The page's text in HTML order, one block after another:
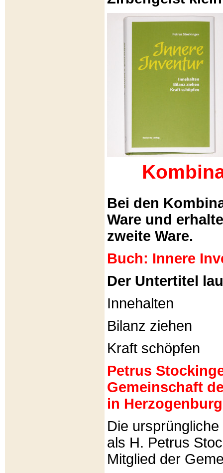
Bei den
Ware und
zweite Ware.
Buch: Innere
Der Untertitel
Innehalten
Bilanz ziehen
Kraft schöpfen
Petrus
Gemeinschaft
in
Die
als H. Petrus
Mitglied der